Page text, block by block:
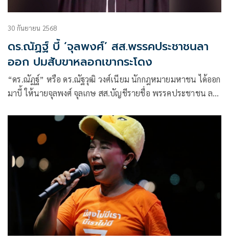
30 กันยายน 2568
ดร.ณัฏฐ์ บี้ ‘จุลพงศ์’ สส.พรรคประชาชนลา
ออก ปมสับขาหลอกเขากระโดง
“ดร.ณัฏฐ์” หรือ ดร.ณัฐวุฒิ วงศ์เนียม นักกฎหมายมหาชน ได้ออก
มาบี้ ให้นายจุลพงศ์ จุลเกษ สส.บัญชีรายชื่อ พรรคประชาชน ลา
ยิ่ง เหตุโยนความผิดให้แก่ทีมงาน ตนเคยบอกแล้วว่า นายจุลพงศ์